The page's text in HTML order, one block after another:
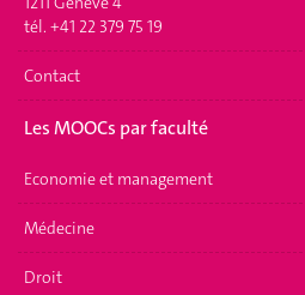
tél. +41 22 379 75 19
Contact
Les MOOCs par faculté
Economie et management
Médecine
Droit